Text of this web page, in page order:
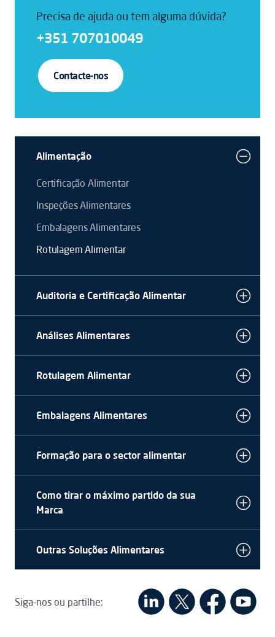
Precisa de ajuda ou tem alguma dúvida?
+351 707010049
Contacte-nos
Alimentação
Certificação Alimentar
Inspeções Alimentares
Embalagens Alimentares
Rotulagem Alimentar
Auditoria e Certificação Alimentar
Análises Alimentares
Rotulagem Alimentar
Embalagens Alimentares
Formação para o sector alimentar
Como tirar o máximo partido da sua
Marca
Outras Soluções Alimentares
Siga-nos ou partilhe: